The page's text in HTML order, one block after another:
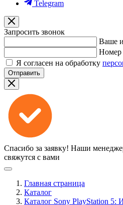
Telegram
Запросить звонок
Ваше
Номер
Я согласен на обработку
Отправить
Спасибо за заявку! Наши
свяжутся с вами
Главная страница
Каталог
Каталог Sony PlayStation 5: